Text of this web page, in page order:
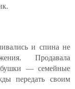
и спина не
Продавала
— семейные
передать своим